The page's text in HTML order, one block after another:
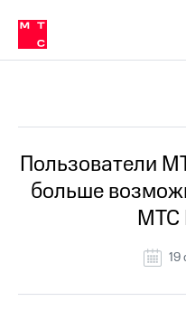
Медиа-центр
и акционерам
Устойчивое развитие
Комплаенс и деловая этика
компании
Карьера
История
компании
Руководство
информация
в МТС
Пресс-
релизы
о технологиях
Пользователи
больше
МТС
19